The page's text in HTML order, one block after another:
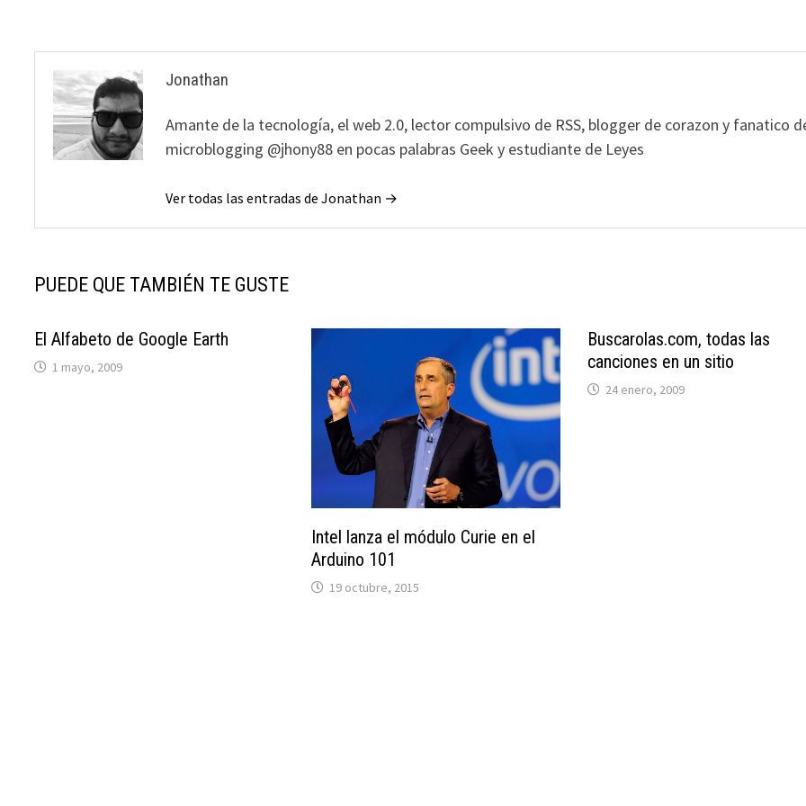
Jonathan
Amante de la tecnología, el web 2.0, lector compulsivo de RSS, blogger de corazon y fanatico
microblogging @jhony88 en pocas palabras Geek y estudiante de Leyes
Ver todas las entradas de Jonathan →
PUEDE QUE TAMBIÉN TE GUSTE
El Alfabeto de Google Earth
1 mayo, 2009
Intel lanza el módulo Curie en el
Arduino 101
19 octubre, 2015
Buscarolas.com, todas las
canciones en un sitio
24 enero, 2009